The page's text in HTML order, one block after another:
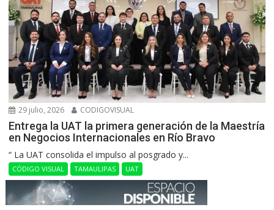
29 julio, 2026 CODIGOVISUAL
Entrega la UAT la primera generación de la Maestría
en Negocios Internacionales en Río Bravo
“ La UAT consolida el impulso al posgrado y...
CÓDIGO VISUAL TAMAULIPAS UAT